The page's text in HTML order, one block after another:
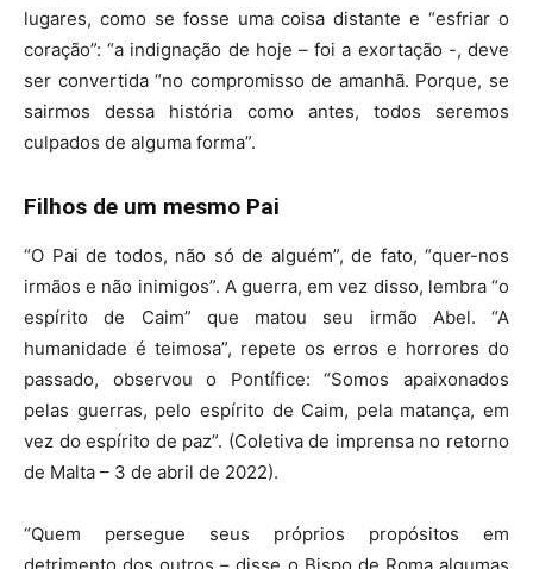
lugares, como se fosse uma coisa distante e “esfriar o
coração”: “a indignação de hoje – foi a exortação -, deve
ser convertida “no compromisso de amanhã. Porque, se
sairmos dessa história como antes, todos seremos
culpados de alguma forma”.
Filhos de um mesmo Pai
“O Pai de todos, não só de alguém”, de fato, “quer-nos
irmãos e não inimigos”. A guerra, em vez disso, lembra “o
espírito de Caim” que matou seu irmão Abel. “A
humanidade é teimosa”, repete os erros e horrores do
passado, observou o Pontífice: “Somos apaixonados
pelas guerras, pelo espírito de Caim, pela matança, em
vez do espírito de paz”. (Coletiva de imprensa no retorno
de Malta – 3 de abril de 2022).
“Quem persegue seus próprios propósitos em